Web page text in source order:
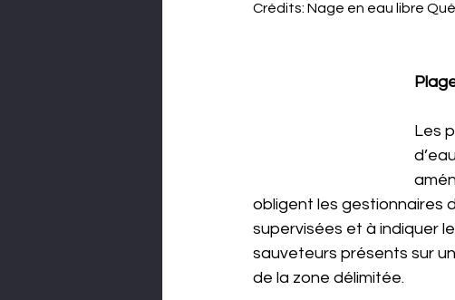
Crédits: Nage en eau libre
Les
obligent les gestionnaires
supervisées et à indiquer
sauveteurs présents sur
de la zone délimitée.